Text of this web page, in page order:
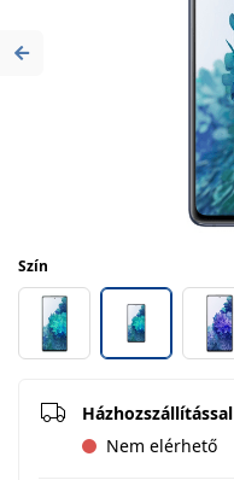
Previous
Szín
Házhozszállítással
Nem elérhető